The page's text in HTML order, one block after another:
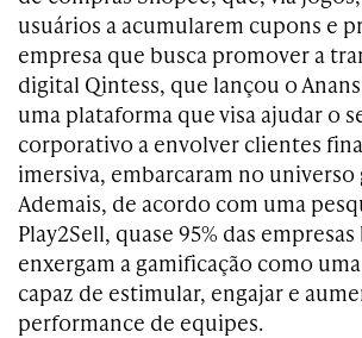
usuários a acumularem cupons e
empresa que busca promover a
digital Qintess, que lançou o
uma plataforma que visa ajudar o
corporativo a envolver clientes
imersiva, embarcaram no universo
Ademais, de acordo com uma
Play2Sell, quase 95% das
enxergam a gamificação como
capaz de estimular, engajar e
performance de equipes.